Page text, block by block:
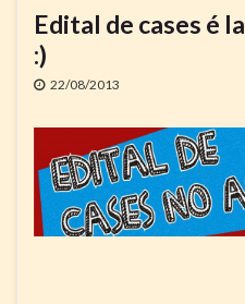
Edital de cases é
:)
22/08/2013